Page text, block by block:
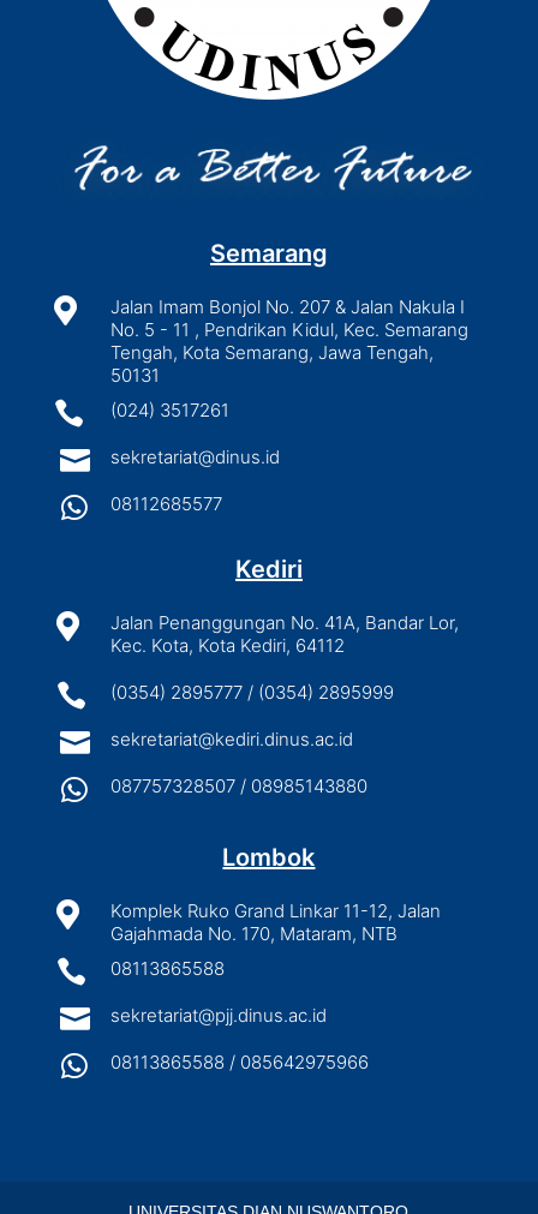
Semarang

Jalan Imam Bonjol No. 207 & Jalan Nakula I
No. 5 - 11 , Pendrikan Kidul, Kec. Semarang
Tengah, Kota Semarang, Jawa Tengah,
50131
 (024) 3517261
 sekretariat@dinus.id
 08112685577
Kediri

Jalan Penanggungan No. 41A, Bandar Lor,
Kec. Kota, Kota Kediri, 64112
 (0354) 2895777 / (0354) 2895999
 sekretariat@kediri.dinus.ac.id
 087757328507 / 08985143880
Lombok

Komplek Ruko Grand Linkar 11-12, Jalan
Gajahmada No. 170, Mataram, NTB
 08113865588
 sekretariat@pjj.dinus.ac.id
 08113865588 / 085642975966